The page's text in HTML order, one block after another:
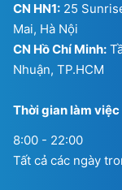
CN HN1: 25
Mai, Hà Nội
CN Hồ Chí Minh:
Nhuận, TP.HCM
Thời gian làm việc
8:00 - 22:00
Tất cả các ngày